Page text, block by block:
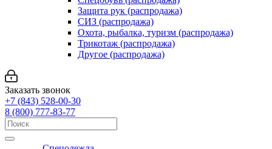
Защита рук (распродажа)
СИЗ (распродажа)
Охота, рыбалка, туризм (распродажа)
Трикотаж (распродажа)
Другое (распродажа)
Заказать звонок
+7 (843) 528-00-30
8 (800) 777-83-77